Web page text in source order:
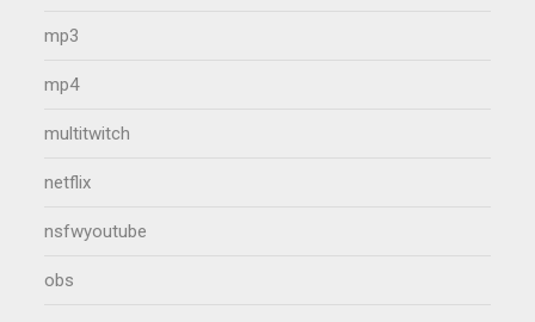
mp3
mp4
multitwitch
netflix
nsfwyoutube
obs